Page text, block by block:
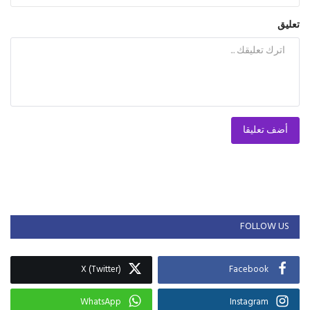
تعليق
أضف تعليقا
FOLLOW US
Facebook
X (Twitter)
Instagram
WhatsApp